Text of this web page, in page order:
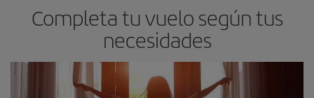
Completa tu vuelo según tus
necesidades